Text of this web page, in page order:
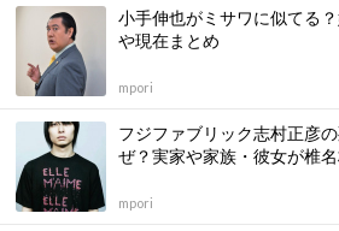
小手伸也がミサワに似てる
や現在まとめ
mpori
フジファブリック志村正彦
ぜ？実家や家族・彼女が椎
mpori